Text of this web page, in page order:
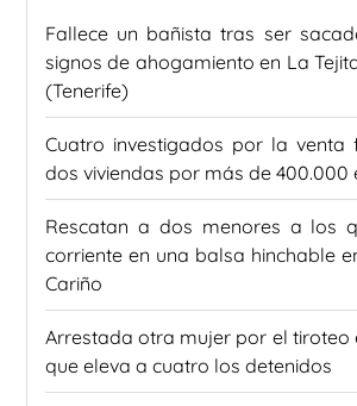
Fallece un bañista tras ser
signos de ahogamiento en La
(Tenerife)
Cuatro investigados por la venta
dos viviendas por más de 400.000
Rescatan a dos menores a los
corriente en una balsa hinchable
Cariño
Arrestada otra mujer por el tiroteo
que eleva a cuatro los detenidos